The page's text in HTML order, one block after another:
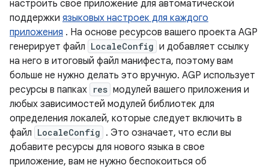
настроить свое приложение для автоматической
поддержки языковых настроек для каждого
приложения . На основе ресурсов вашего проекта AGP
генерирует файл LocaleConfig и добавляет ссылку
на него в итоговый файл манифеста, поэтому вам
больше не нужно делать это вручную. AGP использует
ресурсы в папках res модулей вашего приложения и
любых зависимостей модулей библиотек для
определения локалей, которые следует включить в
файл LocaleConfig . Это означает, что если вы
добавите ресурсы для нового языка в свое
приложение, вам не нужно беспокоиться об